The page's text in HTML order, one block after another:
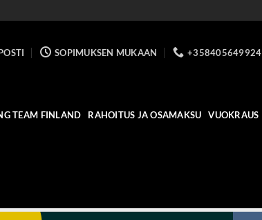
SOPIMUKSEN MUKAAN +358405649924
TEAM FINLAND RAHOITUS JA OSAMAKSU VUOKRAUS